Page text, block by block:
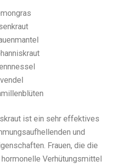
ist ein sehr effektives
und
Frauen, die die
Verhütungsmittel